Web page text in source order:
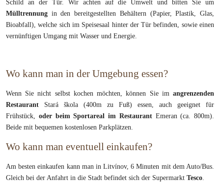
Schild an der Tür. Wir achten auf die Umwelt und bitten Sie um
Mülltrennung in den bereitgestellten Behältern (Papier, Plastik, Glas,
Bioabfall), welche sich im Speisesaal hinter der Tür befinden, sowie einen
vernünftigen Umgang mit Wasser und Energie.
Wo kann man in der Umgebung essen?
Wenn Sie nicht selbst kochen möchten, können Sie im angrenzenden
Restaurant Stará škola (400m zu Fuß) essen, auch geeignet für
Frühstück, oder beim Sportareal im RestaurantEmeran (ca. 800m).
Beide mit bequemen kostenlosen Parkplätzen.
Wo kann man eventuell einkaufen?
Am besten einkaufen kann man in Litvínov, 6 Minuten mit dem Auto/Bus.
Gleich bei der Anfahrt in die Stadt befindet sich der Supermarkt Tesco.